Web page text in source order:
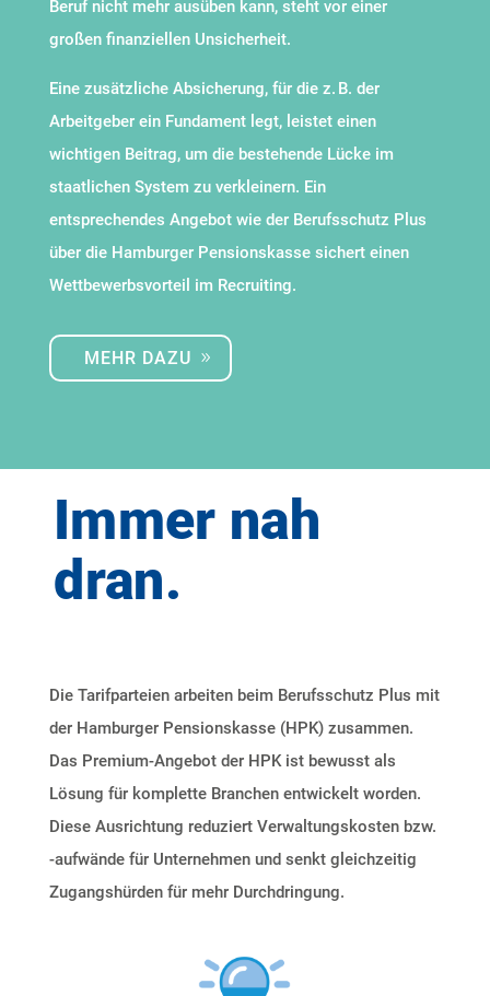
Beruf nicht mehr ausüben kann, steht vor einer
großen finanziellen Unsicherheit.
Eine zusätzliche Absicherung, für die z. B. der
Arbeitgeber ein Fundament legt, leistet einen
wichtigen Beitrag, um die bestehende Lücke im
staatlichen System zu verkleinern. Ein
entsprechendes Angebot wie der Berufsschutz Plus
über die Hamburger Pensionskasse sichert einen
Wettbewerbsvorteil im Recruiting.
MEHR DAZU
Immer nah
dran.
Die Tarifparteien arbeiten beim Berufsschutz Plus mit
der Hamburger Pensionskasse (HPK) zusammen.
Das Premium-Angebot der HPK ist bewusst als
Lösung für komplette Branchen entwickelt worden.
Diese Ausrichtung reduziert Verwaltungskosten bzw.
-aufwände für Unternehmen und senkt gleichzeitig
Zugangshürden für mehr Durchdringung.